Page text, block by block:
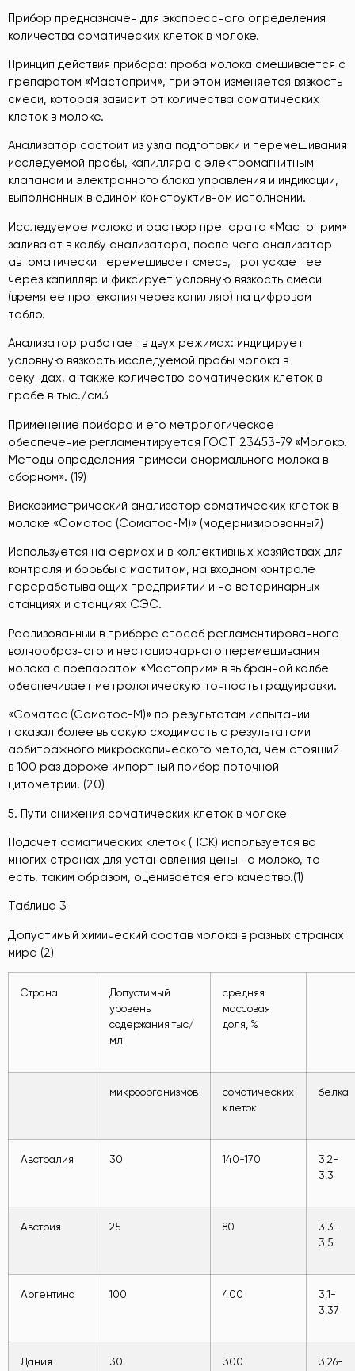
Прибор предназначен для экспрессного определения
количества соматических клеток в молоке.
Принцип действия прибора: проба молока смешивается с
препаратом «Мастоприм», при этом изменяется вязкость
смеси, которая зависит от количества соматических
клеток в молоке.
Анализатор состоит из узла подготовки и перемешивания
исследуемой пробы, капилляра с электромагнитным
клапаном и электронного блока управления и индикации,
выполненных в едином конструктивном исполнении.
Исследуемое молоко и раствор препарата «Мастоприм»
заливают в колбу анализатора, после чего анализатор
автоматически перемешивает смесь, пропускает ее
через капилляр и фиксирует условную вязкость смеси
(время ее протекания через капилляр) на цифровом
табло.
Анализатор работает в двух режимах: индицирует
условную вязкость исследуемой пробы молока в
секундах, а также количество соматических клеток в
пробе в тыс./см3
Применение прибора и его метрологическое
обеспечение регламентируется ГОСТ 23453-79 «Молоко.
Методы определения примеси анормального молока в
сборном». (19)
Вискозиметрический анализатор соматических клеток в
молоке «Соматос (Соматос-М)» (модернизированный)
Используется на фермах и в коллективных хозяйствах для
контроля и борьбы с маститом, на входном контроле
перерабатывающих предприятий и на ветеринарных
станциях и станциях СЭС.
Реализованный в приборе способ регламентированного
волнообразного и нестационарного перемешивания
молока с препаратом «Мастоприм» в выбранной колбе
обеспечивает метрологическую точность градуировки.
«Соматос (Соматос-М)» по результатам испытаний
показал более высокую сходимость с результатами
арбитражного микроскопического метода, чем стоящий
в 100 раз дороже импортный прибор поточной
цитометрии. (20)
5. Пути снижения соматических клеток в молоке
Подсчет соматических клеток (ПСК) используется во
многих странах для установления цены на молоко, то
есть, таким образом, оценивается его качество.(1)
Таблица 3
Допустимый химический состав молока в разных странах
мира (2)
Страна
Допустимый
уровень
содержания тыс/
мл
средняя
массовая
доля, %
микроорганизмов
соматических
клеток
белка
Австралия 30 140-170
3,2-
3,3
Австрия 25 80
3,3-
3,5
Аргентина 100 400
3,1-
3,37
Дания 30 300
3,26-